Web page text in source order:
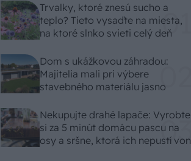
Trvalky, ktoré znesú sucho a
teplo? Tieto vysaďte na miesta,
na ktoré slnko svieti celý deň
Dom s ukážkovou záhradou:
Majitelia mali pri výbere
stavebného materiálu jasno
Nekupujte drahé lapače: Vyrobte
si za 5 minút domácu pascu na
osy a sršne, ktorá ich nepustí von